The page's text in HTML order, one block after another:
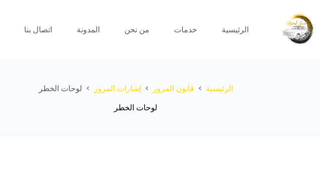
الرئيسية خدمات من نحن المدونة اتصال بنا
الرئيسية قانون المرور إشارات المرور لوحات الخطر
لوحات الخطر